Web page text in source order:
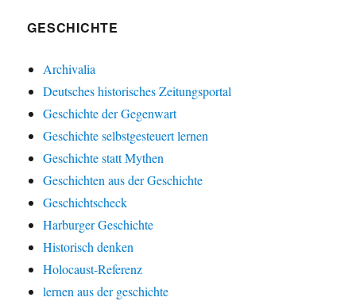
GESCHICHTE
Archivalia
Deutsches historisches Zeitungsportal
Geschichte der Gegenwart
Geschichte selbstgesteuert lernen
Geschichte statt Mythen
Geschichten aus der Geschichte
Geschichtscheck
Harburger Geschichte
Historisch denken
Holocaust-Referenz
lernen aus der geschichte